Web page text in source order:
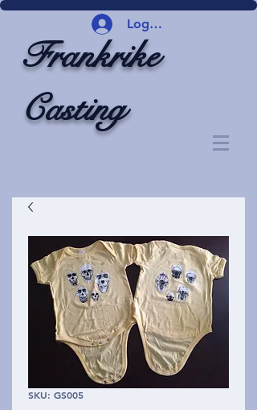
Logg inn
Frankrike
Casting
SKU: GS005